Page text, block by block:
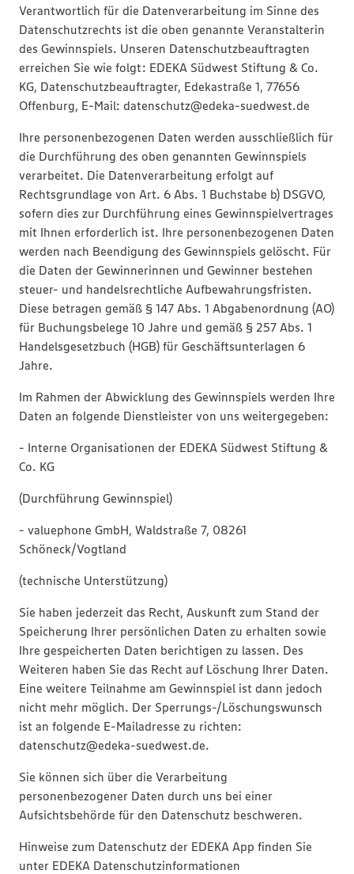
Verantwortlich für die Datenverarbeitung im Sinne des
Datenschutzrechts ist die oben genannte Veranstalterin
des Gewinnspiels. Unseren Datenschutzbeauftragten
erreichen Sie wie folgt: EDEKA Südwest Stiftung & Co.
KG, Datenschutzbeauftragter, Edekastraße 1, 77656
Offenburg, E-Mail: datenschutz@edeka-suedwest.de
Ihre personenbezogenen Daten werden ausschließlich für
die Durchführung des oben genannten Gewinnspiels
verarbeitet. Die Datenverarbeitung erfolgt auf
Rechtsgrundlage von Art. 6 Abs. 1 Buchstabe b) DSGVO,
sofern dies zur Durchführung eines Gewinnspielvertrages
mit Ihnen erforderlich ist. Ihre personenbezogenen Daten
werden nach Beendigung des Gewinnspiels gelöscht. Für
die Daten der Gewinnerinnen und Gewinner bestehen
steuer- und handelsrechtliche Aufbewahrungsfristen.
Diese betragen gemäß § 147 Abs. 1 Abgabenordnung (AO)
für Buchungsbelege 10 Jahre und gemäß § 257 Abs. 1
Handelsgesetzbuch (HGB) für Geschäftsunterlagen 6
Jahre.
Im Rahmen der Abwicklung des Gewinnspiels werden Ihre
Daten an folgende Dienstleister von uns weitergegeben:
- Interne Organisationen der EDEKA Südwest Stiftung &
Co. KG
(Durchführung Gewinnspiel)
- valuephone GmbH, Waldstraße 7, 08261
Schöneck/Vogtland
(technische Unterstützung)
Sie haben jederzeit das Recht, Auskunft zum Stand der
Speicherung Ihrer persönlichen Daten zu erhalten sowie
Ihre gespeicherten Daten berichtigen zu lassen. Des
Weiteren haben Sie das Recht auf Löschung Ihrer Daten.
Eine weitere Teilnahme am Gewinnspiel ist dann jedoch
nicht mehr möglich. Der Sperrungs-/Löschungswunsch
ist an folgende E-Mailadresse zu richten:
datenschutz@edeka-suedwest.de.
Sie können sich über die Verarbeitung
personenbezogener Daten durch uns bei einer
Aufsichtsbehörde für den Datenschutz beschweren.
Hinweise zum Datenschutz der EDEKA App finden Sie
unter EDEKA Datenschutzinformationen